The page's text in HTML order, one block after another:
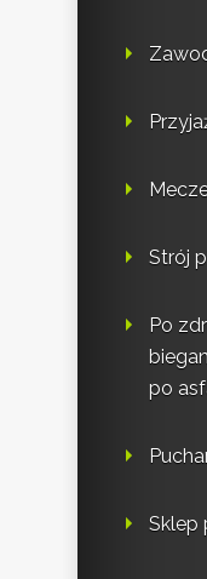
Strój
Po
po
Sklep